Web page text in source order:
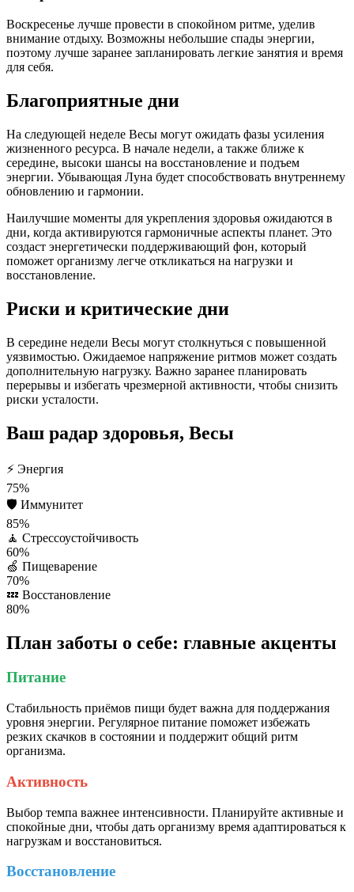
Воскресенье лучше провести в спокойном ритме, уделив
внимание отдыху. Возможны небольшие спады энергии,
поэтому лучше заранее запланировать легкие занятия и время
для себя.
Благоприятные дни
На следующей неделе Весы могут ожидать фазы усиления
жизненного ресурса. В начале недели, а также ближе к
середине, высоки шансы на восстановление и подъем
энергии. Убывающая Луна будет способствовать внутреннему
обновлению и гармонии.
Наилучшие моменты для укрепления здоровья ожидаются в
дни, когда активируются гармоничные аспекты планет. Это
создаст энергетически поддерживающий фон, который
поможет организму легче откликаться на нагрузки и
восстановление.
Риски и критические дни
В середине недели Весы могут столкнуться с повышенной
уязвимостью. Ожидаемое напряжение ритмов может создать
дополнительную нагрузку. Важно заранее планировать
перерывы и избегать чрезмерной активности, чтобы снизить
риски усталости.
Ваш радар здоровья, Весы
⚡ Энергия
75%
🛡️ Иммунитет
85%
🧘 Стрессоустойчивость
60%
🍏 Пищеварение
70%
💤 Восстановление
80%
План заботы о себе: главные акценты
Питание
Стабильность приёмов пищи будет важна для поддержания
уровня энергии. Регулярное питание поможет избежать
резких скачков в состоянии и поддержит общий ритм
организма.
Активность
Выбор темпа важнее интенсивности. Планируйте активные и
спокойные дни, чтобы дать организму время адаптироваться к
нагрузкам и восстановиться.
Восстановление